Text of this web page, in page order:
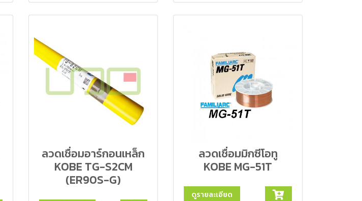
ลวดเชื่อมอาร์กอนเหล็ก
KOBE TG-S2CM
(ER90S-G)
ลวดเชื่อมมิกซีโอทู
KOBE MG-51T
ดูรายละเอียด